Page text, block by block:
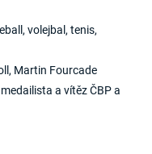
volejbal, tenis,
Martin Fourcade
a vítěz ČBP a